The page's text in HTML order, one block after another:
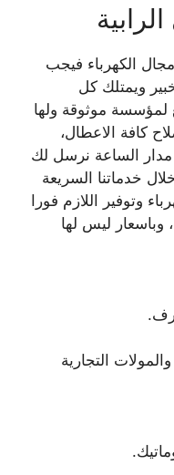
الرابية
الكهرباء فيجب
ويمتلك كل
لمؤسسة موثوقة ولها
كافة الاعطال،
مدار الساعة نرسل لك
خدماتنا السريعة
وتوفير اللازم فورا
وباسعار ليس لها
التجارية